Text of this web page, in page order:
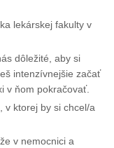
lekárskej fakulty v
dôležité, aby si
intenzívnejšie začať
v ňom pokračovať.
, v ktorej by si chcel/a
v nemocnici a